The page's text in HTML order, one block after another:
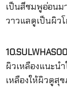
เป็นสีชมพูอ่อนม
วาวแลดูเป็นผิว
ผิวเหลืองแนะน
เหลืองให้ผิวดูสุ